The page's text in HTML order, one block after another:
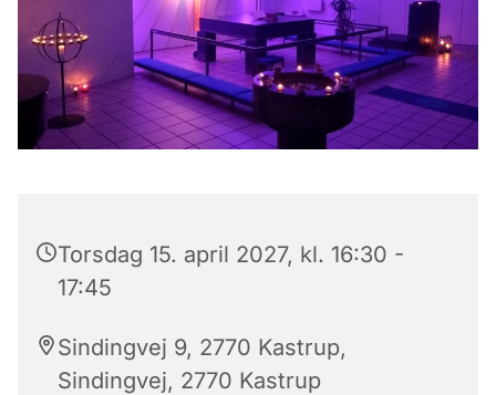
Torsdag 15. april 2027, kl. 16:30 -
17:45
Sindingvej 9, 2770 Kastrup,
Sindingvej, 2770 Kastrup